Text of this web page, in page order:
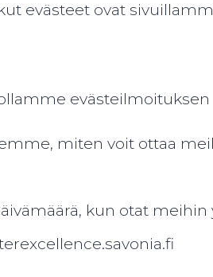
evästeet ovat
evästeilmoituksen
miten voit ottaa
kun otat